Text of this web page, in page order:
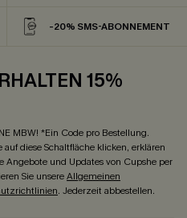
-20% SMS-ABONNEMENT
15%
MBW! *Ein Code pro Bestellung.
diese Schaltfläche klicken, erklären
Angebote und Updates von Cupshe per
Sie unsereAllgemeinen
. Jederzeit abbestellen.